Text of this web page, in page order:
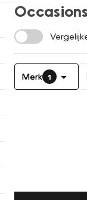
Occasions
Merk 1